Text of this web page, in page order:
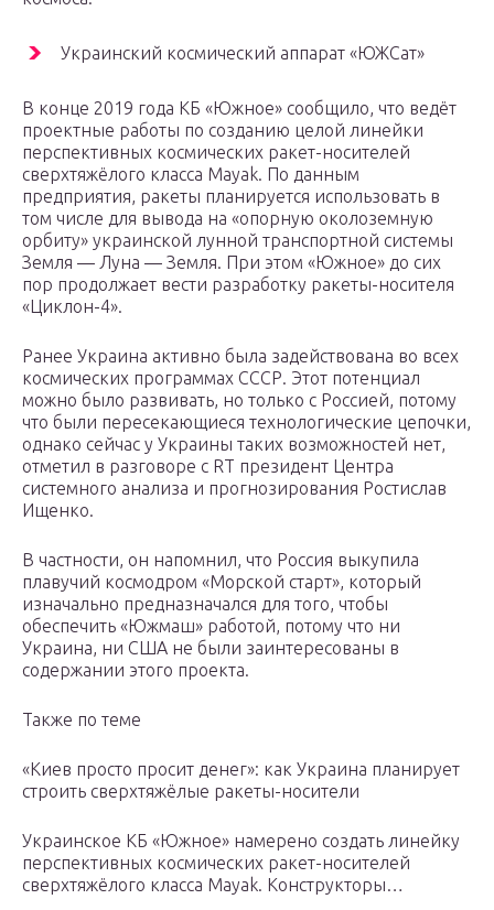
Украинский космический аппарат «ЮЖСат»
В конце 2019 года КБ «Южное» сообщило, что ведёт
проектные работы по созданию целой линейки
перспективных космических ракет-носителей
сверхтяжёлого класса Mayak. По данным
предприятия, ракеты планируется использовать в
том числе для вывода на «опорную околоземную
орбиту» украинской лунной транспортной системы
Земля — Луна — Земля. При этом «Южное» до сих
пор продолжает вести разработку ракеты-носителя
«Циклон-4».
Ранее Украина активно была задействована во всех
космических программах СССР. Этот потенциал
можно было развивать, но только с Россией, потому
что были пересекающиеся технологические цепочки,
однако сейчас у Украины таких возможностей нет,
отметил в разговоре с RT президент Центра
системного анализа и прогнозирования Ростислав
Ищенко.
В частности, он напомнил, что Россия выкупила
плавучий космодром «Морской старт», который
изначально предназначался для того, чтобы
обеспечить «Южмаш» работой, потому что ни
Украина, ни США не были заинтересованы в
содержании этого проекта.
Также по теме
«Киев просто просит денег»: как Украина планирует
строить сверхтяжёлые ракеты-носители
Украинское КБ «Южное» намерено создать линейку
перспективных космических ракет-носителей
сверхтяжёлого класса Mayak. Конструкторы…